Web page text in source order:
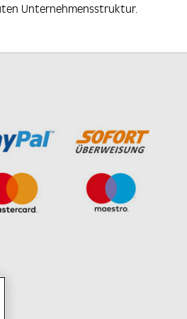
Unternehmensstruktur.